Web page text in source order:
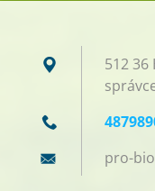
512
pro-